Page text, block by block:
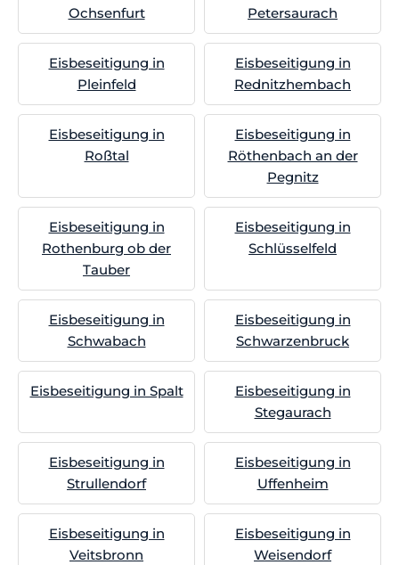
Ochsenfurt
Petersaurach
Eisbeseitigung in
Pleinfeld
Eisbeseitigung in
Rednitzhembach
Eisbeseitigung in
Roßtal
Eisbeseitigung in
Röthenbach an der
Pegnitz
Eisbeseitigung in
Rothenburg ob der
Tauber
Eisbeseitigung in
Schlüsselfeld
Eisbeseitigung in
Schwabach
Eisbeseitigung in
Schwarzenbruck
Eisbeseitigung in Spalt
Eisbeseitigung in
Stegaurach
Eisbeseitigung in
Strullendorf
Eisbeseitigung in
Uffenheim
Eisbeseitigung in
Veitsbronn
Eisbeseitigung in
Weisendorf